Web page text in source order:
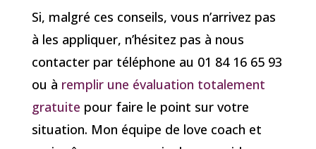
Si, malgré ces conseils, vous n’arrivez pas
à les appliquer, n’hésitez pas à nous
contacter par téléphone au 01 84 16 65 93
ou à remplir une évaluation totalement
gratuite pour faire le point sur votre
situation. Mon équipe de love coach et